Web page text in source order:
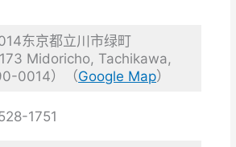
东京都立川市绿町
Midoricho, Tachikawa,
0014）（Google Map）
1751